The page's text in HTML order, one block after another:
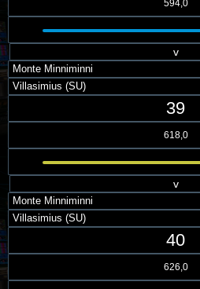
594,0
v
Monte Minniminni
Villasimius (SU)
39
618,0
v
Monte Minniminni
Villasimius (SU)
40
626,0